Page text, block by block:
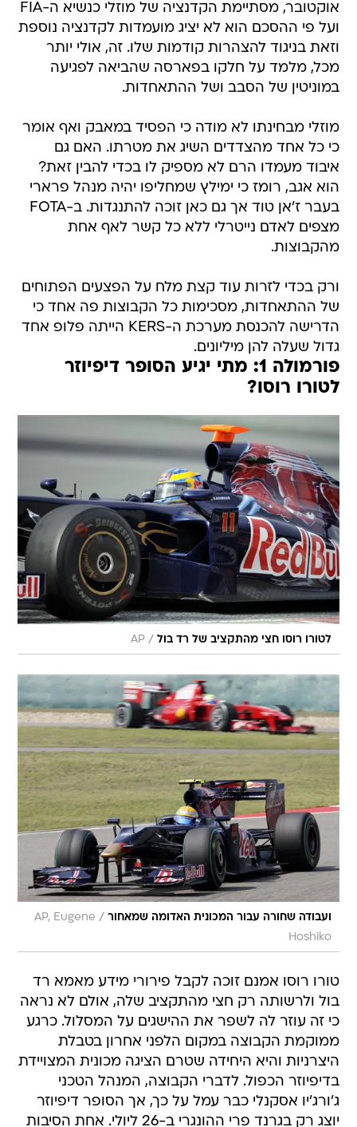
וזאת בניגוד להצהרות קודמות שלו. זה, אולי יותר
מכל, מלמד על חלקו בפארסה שהביאה לפגיעה
במוניטין של הסבב ושל ההתאחדות.
מוזלי מבחינתו לא מודה כי הפסיד במאבק ואף אומר
איבוד מעמדו הרם לא מספיק לו בכדי להבין זאת?
הוא אגב, רומז כי ימילץ שמחליפו יהיה מנהל פרארי
בעבר ז'אן טוד אך גם כאן זוכה להתנגדות. ב-FOTA
מצפים לאדם נייטרלי ללא כל קשר לאף אחת
מהקבוצות.
ורק בכדי לזרות עוד קצת מלח על הפצעים הפתוחים
הדרישה להכנסת מערכת ה-KERS הייתה פלופ אחד
גדול שעלה להן מיליונים.
פורמולה 1: מתי יגיע הסופר דיפיוזר
לטורו רוסו?
לטורו רוסו חצי מהתקציב של רד בול /
AP
ועבודה שחורה עבור המכונית האדומה שמאחור /
AP, Eugene
Hoshiko
טורו רוסו אמנם זוכה לקבל פירורי מידע מאמא רד
כי זה עוזר לה לשפר את ההישגים על המסלול. כרגע
ממוקמת הקבוצה במקום הלפני אחרון בטבלת
היצרניות והיא היחידה שטרם הציגה מכונית המצויידת
בדיפיוזר הכפול. לדברי הקבוצה, המנהל הטכני
ג'ורג'יו אסקנלי כבר עמל על כך, אך הסופר דיפיוזר
יוצג רק בגרנד פרי ההונגרי ב-26 ליולי. אחת הסיבות
לעיכוב הן העלויות הכרוכות בכך  חצי מיליון יורו. לשם
השוואה, הערכות גורסות כי ההשקעה של קבוצת